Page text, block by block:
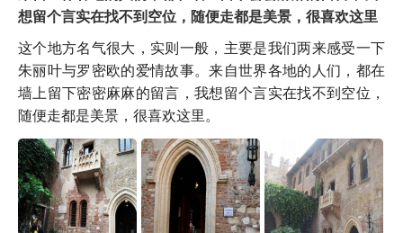
想留个言实在找不到空位，随便走都是美景，很喜欢这里
这个地方名气很大，实则一般，主要是我们两来感受一下
朱丽叶与罗密欧的爱情故事。来自世界各地的人们，都在
墙上留下密密麻麻的留言，我想留个言实在找不到空位，
随便走都是美景，很喜欢这里。